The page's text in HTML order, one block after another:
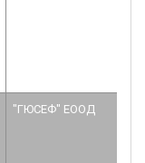
"ГЮСЕФ" ЕООД